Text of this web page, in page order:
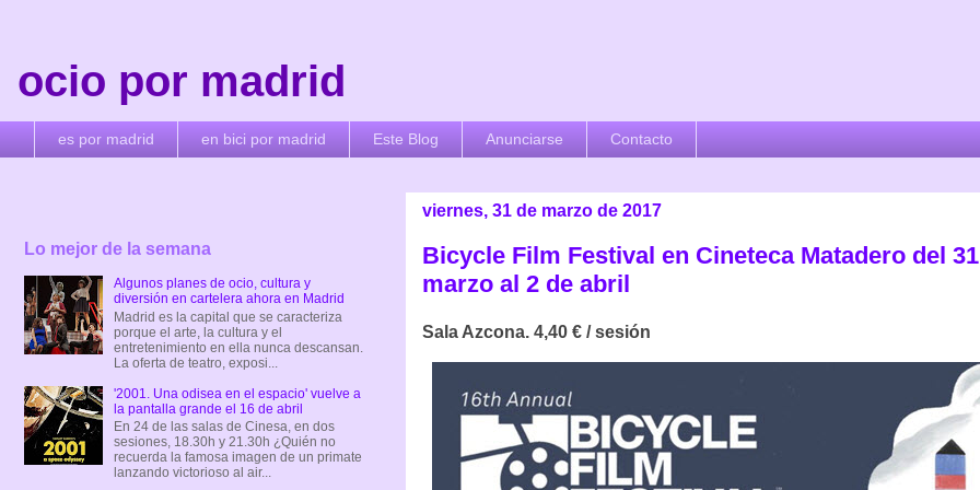
ocio por madrid
es por madrid en bici por madrid Este Blog Anunciarse Contacto
viernes, 31 de marzo de 2017
Bicycle Film Festival en Cineteca Matadero del
marzo al 2 de abril
Sala Azcona. 4,40 € / sesión
Lo mejor de la semana
Algunos planes de ocio, cultura y
diversión en cartelera ahora en Madrid
Madrid es la capital que se caracteriza
porque el arte, la cultura y el
entretenimiento en ella nunca descansan.
La oferta de teatro, exposi...
'2001. Una odisea en el espacio' vuelve a
la pantalla grande el 16 de abril
En 24 de las salas de Cinesa, en dos
sesiones, 18.30h y 21.30h ¿Quién no
recuerda la famosa imagen de un primate
lanzando victorioso al air...